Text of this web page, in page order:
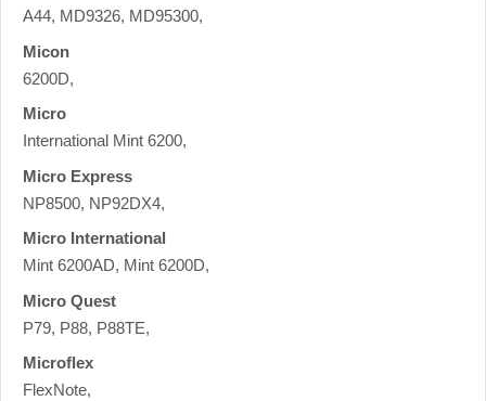
A44, MD9326, MD95300,
Micon
6200D,
Micro
International Mint 6200,
Micro Express
NP8500, NP92DX4,
Micro International
Mint 6200AD, Mint 6200D,
Micro Quest
P79, P88, P88TE,
Microflex
FlexNote,